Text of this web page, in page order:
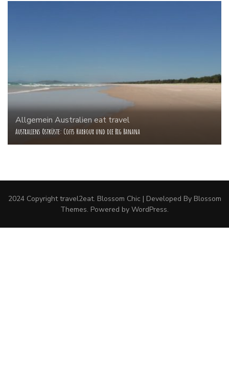
Allgemein Australien eat travel
Australiens Ostküste: Coffs Harbour und die Big Banana
2024 Copyrighttravel2eat. Blossom Chic | Developed By Blossom
Themes. Powered by WordPress.